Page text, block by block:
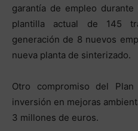
garantía de empleo
plantilla actual de 145
generación de 8 nuevos
nueva planta de sinterizado.
Otro compromiso del
inversión en mejoras
3 millones de euros.